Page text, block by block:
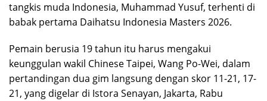
tangkis muda Indonesia, Muhammad Yusuf, terhenti di
babak pertama Daihatsu Indonesia Masters 2026.
Pemain berusia 19 tahun itu harus mengakui
keunggulan wakil Chinese Taipei, Wang Po-Wei, dalam
pertandingan dua gim langsung dengan skor 11-21, 17-
21, yang digelar di Istora Senayan, Jakarta, Rabu